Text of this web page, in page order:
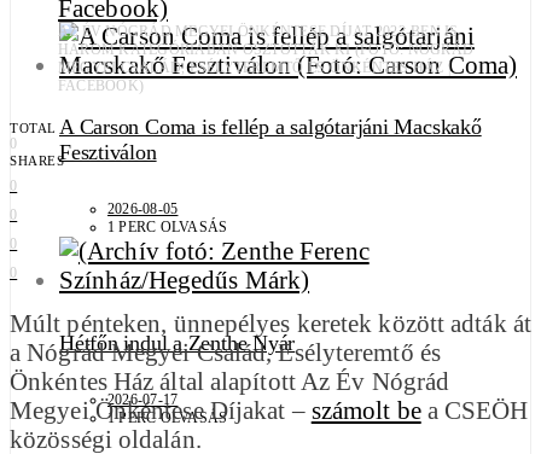
A Carson Coma is fellép a salgótarjáni Macskakő
Fesztiválon
2026-08-05
1 PERC OLVASÁS
Hétfőn indul a Zenthe Nyár
2026-07-17
1 PERC OLVASÁS
AZ ÉV NÓGRÁD MEGYEI ÖNKÉNTESE DÍJAT 2022-BEN IS
HÁROM KATEGÓRIÁBAN OSZTOTTÁK KI (FOTÓ: NÓGRÁD
MEGYEI CSALÁD, ESÉLYTEREMTŐ ÉS ÖNKÉNTES HÁZ |
FACEBOOK)
TOTAL
0
SHARES
0
0
0
0
Múlt pénteken, ünnepélyes keretek között adták át
a Nógrád Megyei Család, Esélyteremtő és
Önkéntes Ház által alapított Az Év Nógrád
Megyei Önkéntese Díjakat – számolt bea CSEÖH
közösségi oldalán.